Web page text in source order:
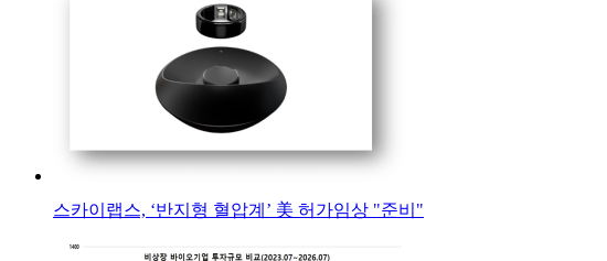
스카이랩스, ‘반지형 혈압계’ 美 허가임상 "준비"